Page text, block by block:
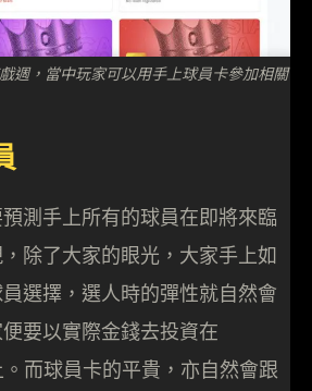
週，當中玩家可以用手上球員卡參加相關
測手上所有的球員在即將來臨
除了大家的眼光，大家手上如
選擇，選人時的彈性就自然會
要以實際金錢去投資在
而球員卡的平貴，亦自然會跟